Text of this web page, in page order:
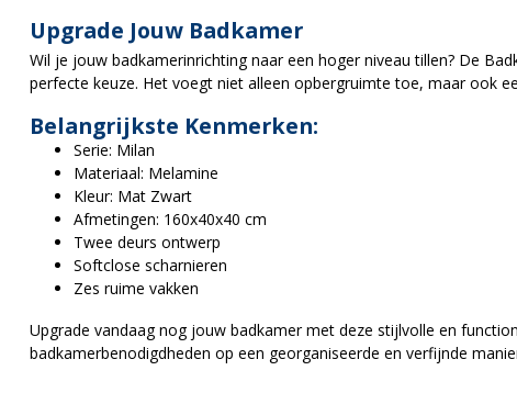
Upgrade Jouw Badkamer
Wil je jouw badkamerinrichting naar een hoger niveau tillen? De
perfecte keuze. Het voegt niet alleen opbergruimte toe, maar ook
Belangrijkste Kenmerken:
Serie: Milan
Materiaal: Melamine
Kleur: Mat Zwart
Afmetingen: 160x40x40 cm
Twee deurs ontwerp
Softclose scharnieren
Zes ruime vakken
Upgrade vandaag nog jouw badkamer met deze stijlvolle en
badkamerbenodigdheden op een georganiseerde en verfijnde